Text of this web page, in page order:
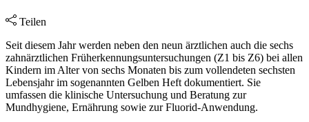
Teilen
Seit diesem Jahr werden neben den neun ärztlichen auch die sechs
zahnärztlichen Früherkennungsuntersuchungen (Z1 bis Z6) bei allen
Kindern im Alter von sechs Monaten bis zum vollendeten sechsten
Lebensjahr im sogenannten Gelben Heft dokumentiert. Sie
umfassen die klinische Untersuchung und Beratung zur
Mundhygiene, Ernährung sowie zur Fluorid-Anwendung.